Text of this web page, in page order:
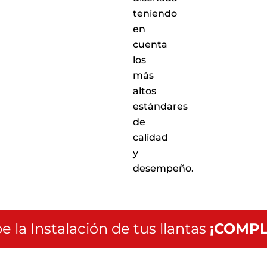
teniendo
en
cuenta
los
más
altos
estándares
de
calidad
y
desempeño.
la Instalación de tus llantas